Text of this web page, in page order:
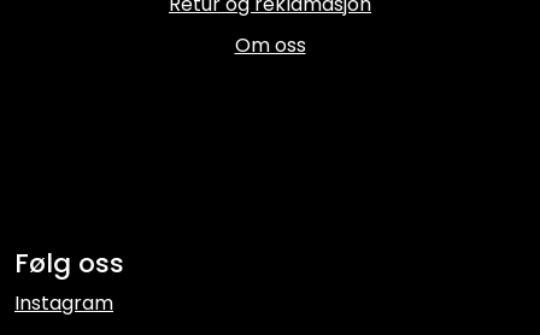
Om oss
Følg oss
Instagram